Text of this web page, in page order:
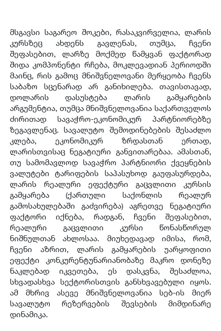
მსგავსი საგარეო შოკები, რასაკვირველია, ლარის
კურსზეც ახდენს გავლენას, თუმცა, ჩვენი
შეფასებით, ლარზე მოქმედ წამყვან ფაქტორად
შიდა კომპონენტი რჩება, მოკლევადიან პერიოდში
მაინც, რის გამოც მნიშვნელოვანი მერყეობა ჩვენს
საბაზო სცენარად არ განიხილება. თავისთავად,
დოლარის დასუსტება ლარის გამყარების
არგუმენტია, თუმცა მნიშვნელოვანია საქართველოს
ძირითად სავაჭრო-ეკონომიკურ პარტნიორებზე
ზეგავლენაც. სავალუტო შემოდინებების შესაძლო
კლება, ეკონომიკურ ზრდასთან ერთად,
ლარისთვისაც ნეგატიური განვითარებაა. ამასთან,
თუ სამომავლოდ სავაჭრო პარტნიორი ქვეყნების
ვალუტები ტარიფების საპასუხოდ გაუფასურდება,
ლარის რეალური ეფექტური გაცვლითი კურსის
გამყარება (ქართული საქონლის რეალურ
გამოსახულებაში გაძვირება) აგრეთვე ნეგატიური
ფაქტორი იქნება, რადგან, ჩვენი შეფასებით,
რეალური გაცვლითი კურსი წონასწორულ
ნიშნულთან ახლოსაა. მიუხედავად იმისა, რომ,
ჩვენი აზრით, ლარის გამყარების უარყოფითი
ეფექტი კონკურენტუნარიანობაზე მაკრო დონეზე
ნაკლებად იკვეთება, ეს დასკვნა, შესაძლოა,
სხვადასხვა სექტორისთვის განსხვავებული იყოს.
ამ მხრივ ასევე მნიშვნელოვანია სებ-ის მიერ
სავალუტო რეზერვების შევსების მიმდინარე
დინამიკა.